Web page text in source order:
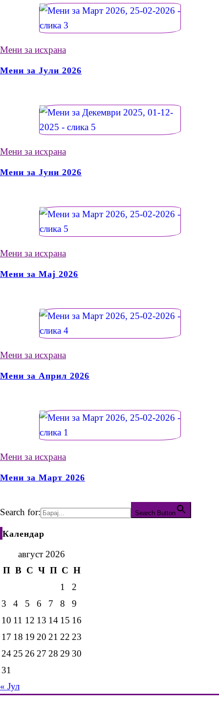
Мени за исхрана
Мени за Јули 2026
Мени за исхрана
Мени за Јуни 2026
Мени за исхрана
Мени за Мај 2026
Мени за исхрана
Мени за Април 2026
Мени за исхрана
Мени за Март 2026
Search for: Search Button
Календар
август 2026
П В С Ч П С Н
1
2
3
4 5 6 7 8
9
10 11 12 13 14 15 16
17 18 19 20 21 22 23
24 25 26 27 28 29 30
31
« Јул